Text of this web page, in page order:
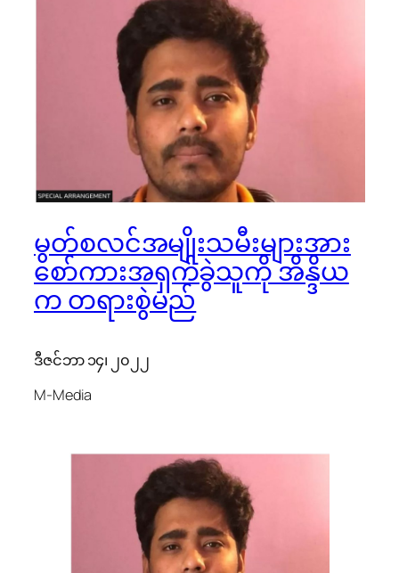
မွတ်စလင်အမျိုးသမီးများအား
စော်ကားအရှက်ခွဲသူကို အိန္ဒိယ
က တရားစွဲမည်
ဒီဇင်ဘာ ၁၄၊ ၂၀၂၂
M-Media